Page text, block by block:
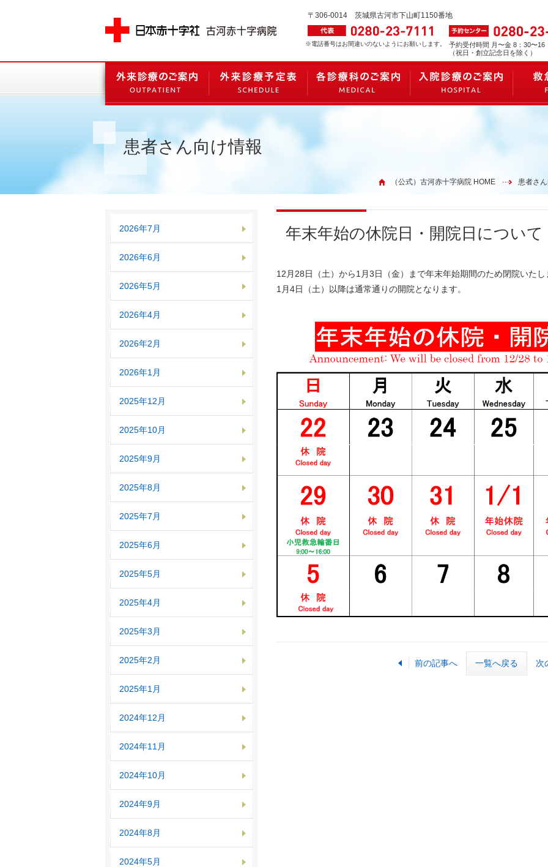
〒306-0014 茨城県古河市下山町1150番地
※電話番号はお間違いのないようにお願いします。
予約受付時間 月〜金 8：30〜16
（祝日・創立記念日を除く）
患者さん向け情報
（公式）古河赤十字病院 HOME 患者さ
2026年7月
2026年6月
2026年5月
2026年4月
2026年2月
2026年1月
2025年12月
2025年10月
2025年9月
2025年8月
2025年7月
2025年6月
2025年5月
2025年4月
2025年3月
2025年2月
2025年1月
2024年12月
2024年11月
2024年10月
2024年9月
2024年8月
2024年5月
年末年始の休院日・開院日について
12月28日（土）から1月3日（金）まで年末年始期間のため閉院いたし
1月4日（土）以降は通常通りの開院となります。
前の記事へ 一覧へ戻る 次